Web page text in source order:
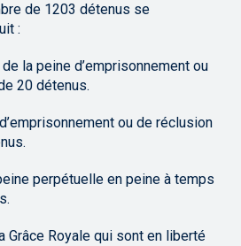
de 1203 détenus se
:
la peine d’emprisonnement ou
20 détenus.
ou de réclusion
perpétuelle en peine à temps
Grâce Royale qui sont en liberté